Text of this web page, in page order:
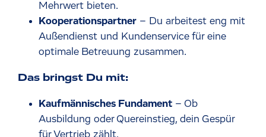
Mehrwert bieten.
Kooperationspartner – Du arbeitest eng mit
Außendienst und Kundenservice für eine
optimale Betreuung zusammen.
Das bringst Du mit:
Kaufmännisches Fundament – Ob
Ausbildung oder Quereinstieg, dein Gespür
für Vertrieb zählt.